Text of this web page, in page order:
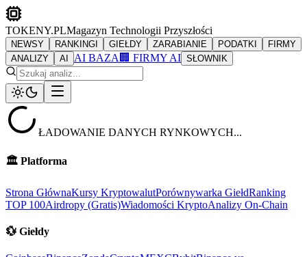
TOKENY.PLMagazyn Technologii Przyszłości
NEWSY RANKINGI GIEŁDY ZARABIANIE PODATKI
FIRMY
ANALIZY
AI AI BAZA 🏢 FIRMY AI SŁOWNIK
ŁADOWANIE DANYCH RYNKOWYCH...
🏛️ Platforma
Strona GłównaKursy KryptowalutPorównywarka GiełdRanking
TOP 100Airdropy (Gratis)Wiadomości KryptoAnalizy On-Chain
💱 Giełdy